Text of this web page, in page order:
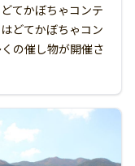
てかぼちゃコンテ
どてかぼちゃコン
の催し物が開催さ